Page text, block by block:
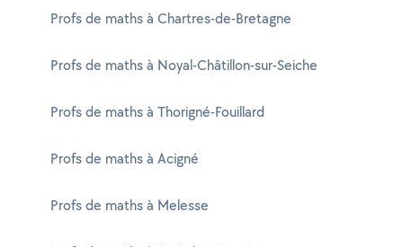
Profs de maths à Chartres-de-Bretagne
Profs de maths à Noyal-Châtillon-sur-Seiche
Profs de maths à Thorigné-Fouillard
Profs de maths à Acigné
Profs de maths à Melesse